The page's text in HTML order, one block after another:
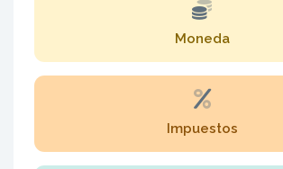
Moneda
Impuestos